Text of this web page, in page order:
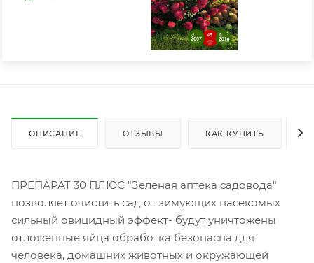
ОПИСАНИЕ ОТЗЫВЫ КАК КУПИТЬ
ПРЕПАРАТ 30 ПЛЮС "Зеленая аптека садовода"
позволяет очистить сад от зимующих насекомых
сильный овицидный эффект- будут уничтожены
отложенные яйца обработка безопасна для
человека, домашних животных и окружающей